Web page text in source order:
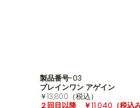
製品番号-03
ブレインワン アゲイン
​￥13,800（税込）
２回目以降 ￥11,040 （税込